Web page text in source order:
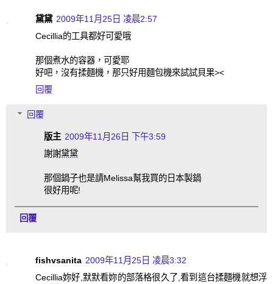
黛黛 2009年11月25日 凌晨2:57
Cecillia的工具都好可愛哦
那個煮水的容器，可愛耶
好吧，沒有揉麵機，那只好用麵包機來試試貝果><
回覆
回覆
版主 2009年11月26日 下午3:59
謝謝黛黛
那個鍋子也是請Melissa幫我買的日本製鍋
很好用呢!
回覆
fishvsanita 2009年11月25日 凌晨3:32
Cecillia妳好,默默看妳的部落格很久了,看到這台揉麵機就想浮